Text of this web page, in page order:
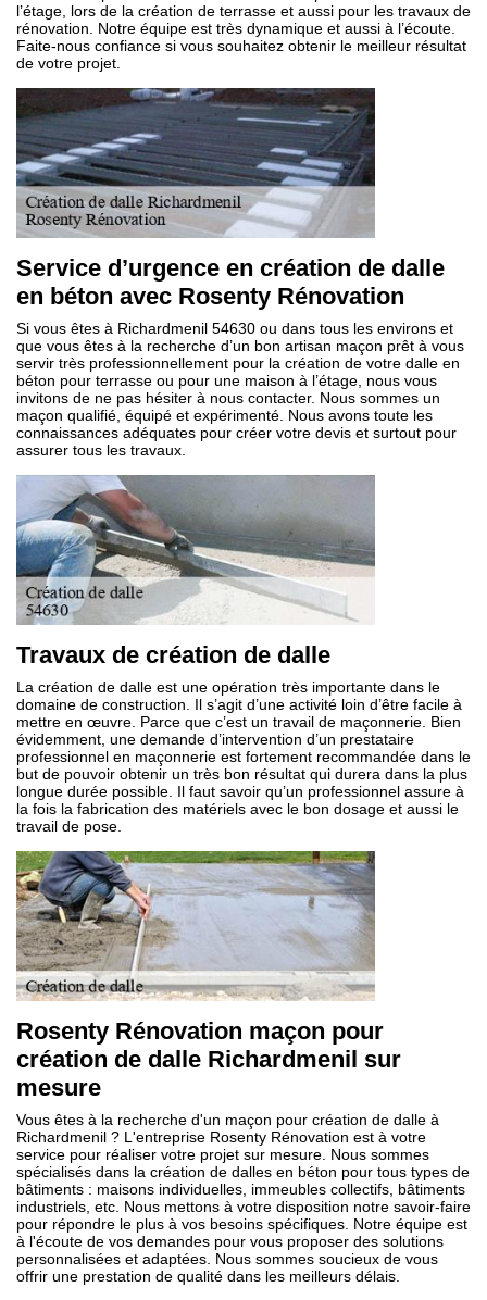
l’étage, lors de la création de terrasse et aussi pour les travaux de
rénovation. Notre équipe est très dynamique et aussi à l’écoute.
Faite-nous confiance si vous souhaitez obtenir le meilleur résultat
de votre projet.
Service d’urgence en création de dalle
en béton avec Rosenty Rénovation
Si vous êtes à Richardmenil 54630 ou dans tous les environs et
que vous êtes à la recherche d’un bon artisan maçon prêt à vous
servir très professionnellement pour la création de votre dalle en
béton pour terrasse ou pour une maison à l’étage, nous vous
invitons de ne pas hésiter à nous contacter. Nous sommes un
maçon qualifié, équipé et expérimenté. Nous avons toute les
connaissances adéquates pour créer votre devis et surtout pour
assurer tous les travaux.
Travaux de création de dalle
La création de dalle est une opération très importante dans le
domaine de construction. Il s’agit d’une activité loin d’être facile à
mettre en œuvre. Parce que c’est un travail de maçonnerie. Bien
évidemment, une demande d’intervention d’un prestataire
professionnel en maçonnerie est fortement recommandée dans le
but de pouvoir obtenir un très bon résultat qui durera dans la plus
longue durée possible. Il faut savoir qu’un professionnel assure à
la fois la fabrication des matériels avec le bon dosage et aussi le
travail de pose.
Rosenty Rénovation maçon pour
création de dalle Richardmenil sur
mesure
Vous êtes à la recherche d'un maçon pour création de dalle à
Richardmenil ? L'entreprise Rosenty Rénovation est à votre
service pour réaliser votre projet sur mesure. Nous sommes
spécialisés dans la création de dalles en béton pour tous types de
bâtiments : maisons individuelles, immeubles collectifs, bâtiments
industriels, etc. Nous mettons à votre disposition notre savoir-faire
pour répondre le plus à vos besoins spécifiques. Notre équipe est
à l'écoute de vos demandes pour vous proposer des solutions
personnalisées et adaptées. Nous sommes soucieux de vous
offrir une prestation de qualité dans les meilleurs délais.